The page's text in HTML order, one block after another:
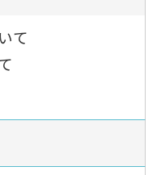
て